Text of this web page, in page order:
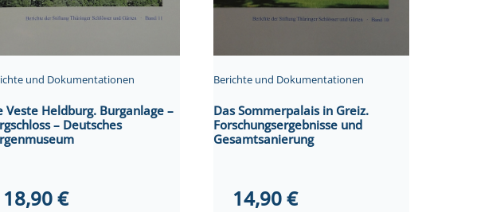
und Dokumentationen
Veste Heldburg. Burganlage –
– Deutsches
18,90€
Berichte und Dokumentationen
Das Sommerpalais in Greiz.
Forschungsergebnisse und
Gesamtsanierung
14,90€